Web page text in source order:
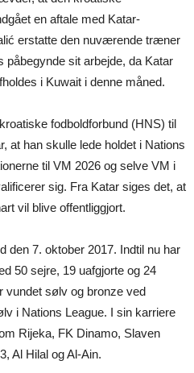
en aftale med Katar-
erstatte den nuværende træner
sit arbejde, da Katar
i Kuwait i denne måned.
fodboldforbund (HNS) til
at han skulle lede holdet i Nations
til VM 2026 og selve VM i
sig. Fra Katar siges det, at
vil blive offentliggjort.
den 7. oktober 2017. Indtil nu har
50 sejre, 19 uafgjorte og 24
vundet sølv og bronze ved
i Nations League. I sin karriere
Rijeka, FK Dinamo, Slaven
Al Hilal og Al-Ain.